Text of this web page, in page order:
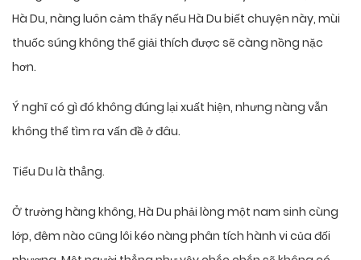
Hà Du, nàng luôn cảm thấy nếu Hà Du biết chuyện này, mùi
thuốc súng không thể giải thích được sẽ càng nồng nặc
hơn.
Ý nghĩ có gì đó không đúng lại xuất hiện, nhưng nàng vẫn
không thể tìm ra vấn đề ở đâu.
Tiểu Du là thẳng.
Ở trường hàng không, Hà Du phải lòng một nam sinh cùng
lớp, đêm nào cũng lôi kéo nàng phân tích hành vi của đối